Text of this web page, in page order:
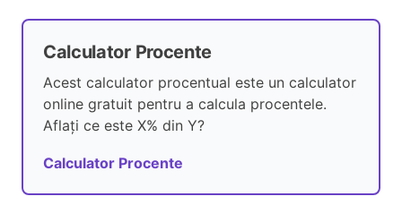
Calculator Procente
Acest calculator procentual este un calculator
online gratuit pentru a calcula procentele.
Aflați ce este X% din Y?
Calculator Procente